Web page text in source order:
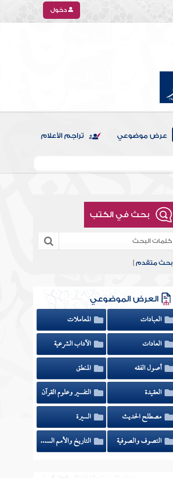
دخول
عرض موضوعي تراجم الأعلام
بحث في الكتب
[بحث متقدم ]
العرض الموضوعي
العبادات
المعاملات
العادات
الآداب الشرعية
أصول الفقه
المنطق
العقيدة
التفسير وعلوم القرآن
مصطلح الحديث
السيرة
التصوف والصوفية
التاريخ والأمم السابقة